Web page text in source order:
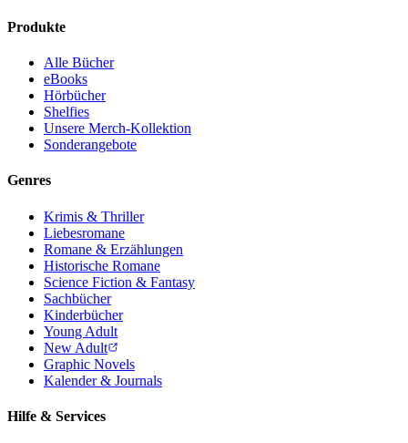
Produkte
Alle Bücher
eBooks
Hörbücher
Shelfies
Unsere Merch-Kollektion
Sonderangebote
Genres
Krimis & Thriller
Liebesromane
Romane & Erzählungen
Historische Romane
Science Fiction & Fantasy
Sachbücher
Kinderbücher
Young Adult
New Adult
Graphic Novels
Kalender & Journals
Hilfe & Services